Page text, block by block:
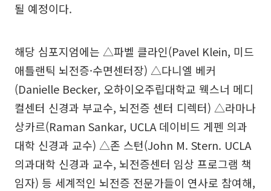
될 예정이다.
해당 심포지엄에는 △파벨 클라인(Pavel Klein, 미드
애틀랜틱 뇌전증·수면센터장) △다니엘 베커
(Danielle Becker, 오하이오주립대학교 웩스너 메디
컬센터 신경과 부교수, 뇌전증 센터 디렉터) △라마나
상카르(Raman Sankar, UCLA 데이비드 게펜 의과
대학 신경과 교수) △존 스턴(John M. Stern. UCLA
의과대학 신경과 교수, 뇌전증센터 임상 프로그램 책
임자) 등 세계적인 뇌전증 전문가들이 연사로 참여해,